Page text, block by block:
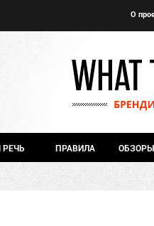
О
ПРАВИЛА ОБЗОРЫ